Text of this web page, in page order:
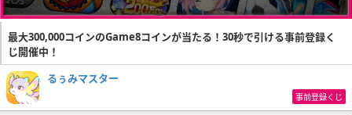
最大300,000コインのGame8コインが当たる！30秒で引ける事前登録く
じ開催中！
るぅみマスター
事前登録くじ